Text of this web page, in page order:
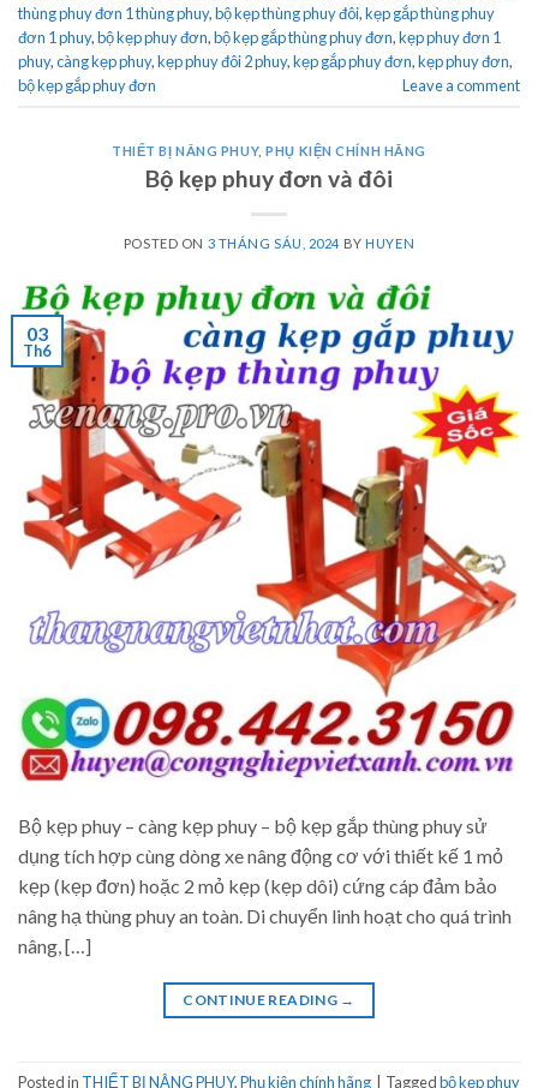
thùng phuy đơn 1 thùng phuy,bộ kẹp thùng phuy đôi,kẹp gắp thùng phuy
đơn 1 phuy,bộ kẹp phuy đơn,bộ kẹp gắp thùng phuy đơn,kẹp phuy đơn 1
phuy,càng kẹp phuy,kẹp phuy đôi 2 phuy,kẹp gắp phuy đơn,kẹp phuy đơn,
bộ kẹp gắp phuy đơn
Leave a comment
THIẾT BỊ NÂNG PHUY,PHỤ KIỆN CHÍNH HÃNG
Bộ kẹp phuy đơn và đôi
POSTED ON 3 THÁNG SÁU, 2024 BYHUYEN
03
Th6
Bộ kẹp phuy – càng kẹp phuy – bộ kẹp gắp thùng phuy sử
dụng tích hợp cùng dòng xe nâng động cơ với thiết kế 1 mỏ
kẹp (kẹp đơn) hoặc 2 mỏ kẹp (kẹp dôi) cứng cáp đảm bảo
nâng hạ thùng phuy an toàn. Di chuyển linh hoạt cho quá trình
nâng, […]
CONTINUE READING →
Posted in THIẾT BỊ NÂNG PHUY,Phụ kiện chính hãng Taggedbộ kẹp phuy